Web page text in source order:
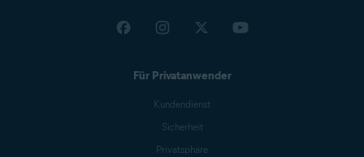
Für Privatanwender
Kundendienst
Sicherheit
Privatsphäre